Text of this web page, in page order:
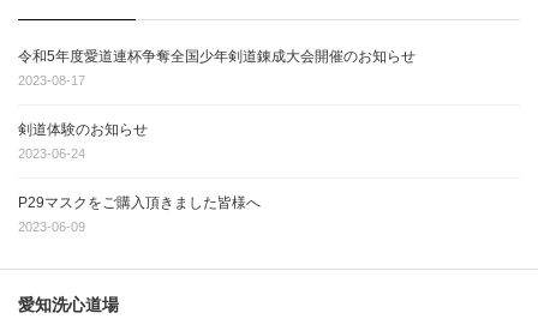
令和5年度愛道連杯争奪全国少年剣道錬成大会開催のお知らせ
2023-08-17
剣道体験のお知らせ
2023-06-24
P29マスクをご購入頂きました皆様へ
2023-06-09
愛知洗心道場